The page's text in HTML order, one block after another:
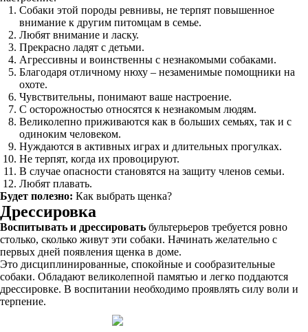
Собаки этой породы ревнивы, не терпят повышенное
внимание к другим питомцам в семье.
Любят внимание и ласку.
Прекрасно ладят с детьми.
Агрессивны и воинственны с незнакомыми собаками.
Благодаря отличному нюху – незаменимые помощники на
охоте.
Чувствительны, понимают ваше настроение.
С осторожностью относятся к незнакомым людям.
Великолепно приживаются как в больших семьях, так и с
одиноким человеком.
Нуждаются в активных играх и длительных прогулках.
Не терпят, когда их провоцируют.
В случае опасности становятся на защиту членов семьи.
Любят плавать.
Будет полезно: Как выбрать щенка?
Дрессировка
Воспитывать и дрессировать бультерьеров требуется ровно
столько, сколько живут эти собаки. Начинать желательно с
первых дней появления щенка в доме.
Это дисциплинированные, спокойные и сообразительные
собаки. Обладают великолепной памятью и легко поддаются
дрессировке. В воспитании необходимо проявлять силу воли и
терпение.